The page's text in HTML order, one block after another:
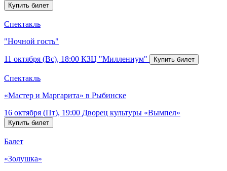
Спектакль
"Ночной гость"
11 октября (Вс), 18:00 КЗЦ "Миллениум"
Спектакль
«Мастер и Маргарита» в Рыбинске
16 октября (Пт), 19:00 Дворец культуры «Вымпел»
Балет
«Золушка»